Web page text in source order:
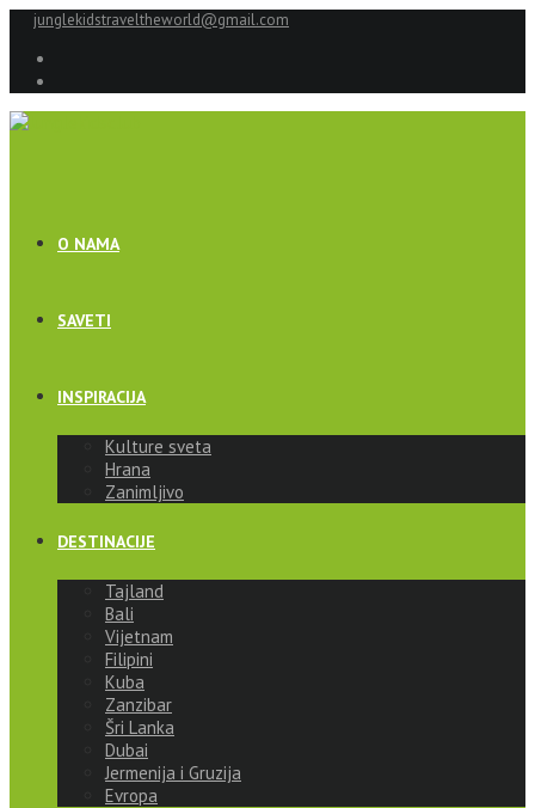
junglekidstraveltheworld@gmail.com
O NAMA
SAVETI
INSPIRACIJA
Kulture sveta
Hrana
Zanimljivo
DESTINACIJE
Tajland
Bali
Vijetnam
Filipini
Kuba
Zanzibar
Šri Lanka
Dubai
Jermenija i Gruzija
Evropa